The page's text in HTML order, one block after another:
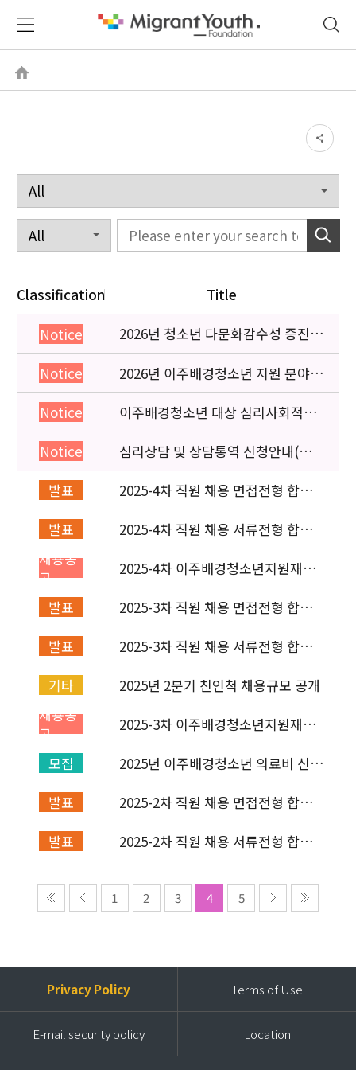
Classification Title
Notice
2026년 청소년 다문화감수성 증진
프로그램 「다가감」신청기관 안내
Notice
2026년 이주배경청소년 지원 분야
종사자 역량강화 교육 일정 안내
Notice
이주배경청소년 대상 심리사회적응
검사 연수동영상 개편 안내
Notice
심리상담 및 상담통역 신청안내(의뢰
서첨부)
발표
2025-4차 직원 채용 면접전형 합격
자 및 적격심사 안내
발표
2025-4차 직원 채용 서류전형 합격
자 발표 및 면접전형 안내
채용공
고
2025-4차 이주배경청소년지원재단
직원(사업운영부) 채용공고 (~8/4)
발표
2025-3차 직원 채용 면접전형 합격
자 발표 및 적격심사 안내
발표
2025-3차 직원 채용 서류전형 합격
자 발표 및 면접전형 안내
기타
2025년 2분기 친인척 채용규모 공개
채용공
고
2025-3차 이주배경청소년지원재단
직원(기획운영실/회계) 채용공고
(~7/6)
모집
2025년 이주배경청소년 의료비 신청
(2차) 안내
발표
2025-2차 직원 채용 면접전형 합격
자 발표 및 적격심사 안내
발표
2025-2차 직원 채용 서류전형 합격
자 발표 및 면접전형 안내
1 2 3 4 5
Privacy Policy Terms of Use
E-mail security policy Location